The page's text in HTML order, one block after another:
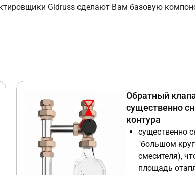
Gidruss сделают Вам базовую
Обратный
существенно
контура
существенно
"большом
смесителя),
площадь